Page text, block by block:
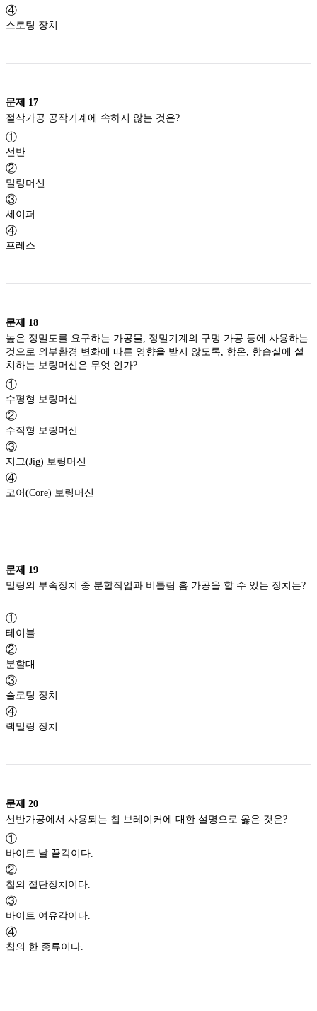
④
스로팅 장치
문제 17
①
선반
②
밀링머신
③
세이퍼
④
프레스
문제 18
높은 정밀도를 요구하는 가공물, 정밀기계의 구멍 가공 등에 사용하는
것으로 외부환경 변화에 따른 영향을 받지 않도록, 항온, 항습실에 설
①
수평형 보링머신
②
수직형 보링머신
③
지그(Jig) 보링머신
④
코어(Core) 보링머신
문제 19
밀링의 부속장치 중 분할작업과 비틀림 흠 가공을 할 수 있는 장치는?
①
테이블
②
분할대
③
슬로팅 장치
④
랙밀링 장치
문제 20
①
바이트 날 끝각이다.
②
칩의 절단장치이다.
③
바이트 여유각이다.
④
칩의 한 종류이다.